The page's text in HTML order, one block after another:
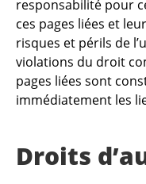
responsabilité pour
ces pages liées et
risques et périls de
violations du droit
pages liées sont
immédiatement les
Droits